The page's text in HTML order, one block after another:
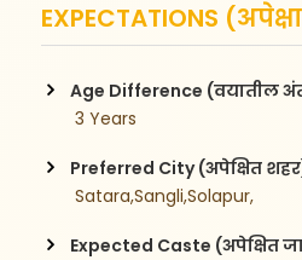
EXPECTATIONS
Age Difference (वयातील
3 Years
Preferred City (अपेक्षित
Satara,Sangli,Solapur,
Expected Caste (अपेक्षित